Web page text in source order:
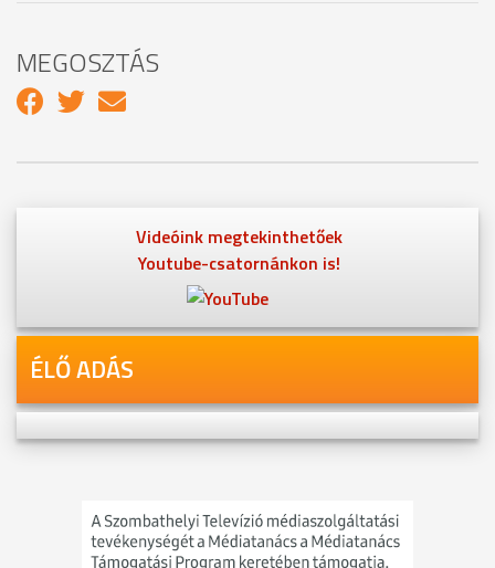
MEGOSZTÁS
Videóink megtekinthetőek
Youtube-csatornánkon is!
ÉLŐ ADÁS